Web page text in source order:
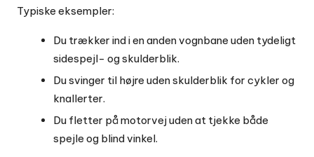
Typiske eksempler:
Du trækker ind i en anden vognbane uden tydeligt
sidespejl- og skulderblik.
Du svinger til højre uden skulderblik for cykler og
knallerter.
Du fletter på motorvej uden at tjekke både
spejle og blind vinkel.